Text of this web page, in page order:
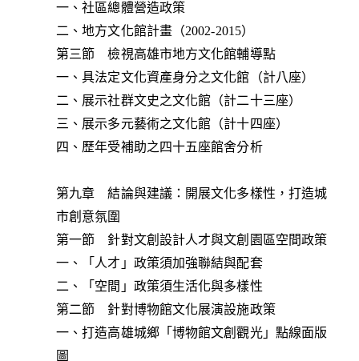
一、社區總體營造政策
二、地方文化館計畫（2002-2015）
第三節 檢視高雄市地方文化館輔導點
一、具法定文化資產身分之文化館（計八座）
二、展示社群文史之文化館（計二十三座）
三、展示多元藝術之文化館（計十四座）
四、歷年受補助之四十五座館舍分析
第九章 結論與建議：開展文化多樣性，打造城
市創意氛圍
第一節 針對文創設計人才與文創園區空間政策
一、「人才」政策須加強聯結與配套
二、「空間」政策須生活化與多樣性
第二節 針對博物館文化展演設施政策
一、打造高雄城鄉「博物館文創觀光」點線面版
圖